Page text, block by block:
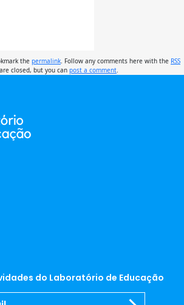
the permalink . Follow any comments here with the RSS
are closed, but you can post a comment
do Laboratório de Educação